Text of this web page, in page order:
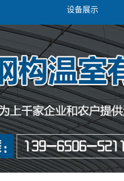
设备展示